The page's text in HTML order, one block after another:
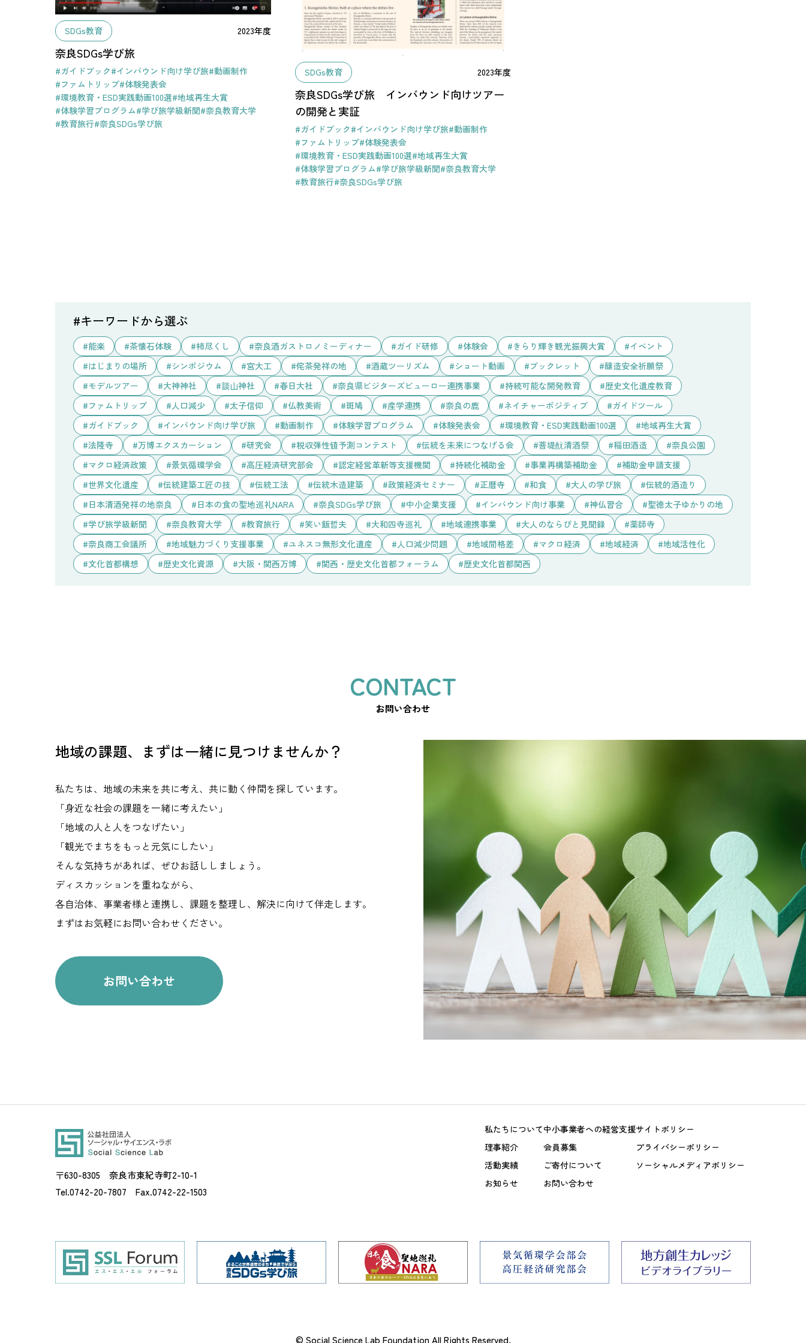
SDGs教育 2023年度
奈良SDGs学び旅
#ガイドブック#インバウンド向け学び旅#動画制作
#ファムトリップ#体験発表会
#環境教育・ESD実践動画100選#地域再生大賞
#体験学習プログラム#学び旅学級新聞#奈良教育大学
#教育旅行#奈良SDGs学び旅
SDGs教育 2023年度
奈良SDGs学び旅 インバウンド向けツアー
の開発と実証
#ガイドブック#インバウンド向け学び旅#動画制作
#ファムトリップ#体験発表会
#環境教育・ESD実践動画100選#地域再生大賞
#体験学習プログラム#学び旅学級新聞#奈良教育大学
#教育旅行#奈良SDGs学び旅
#キーワードから選ぶ
能楽 茶懐石体験 柿尽くし 奈良酒ガストロノミーディナー ガイド研修 体験会 きらり輝き観光振興大賞
イベント
はじまりの場所
シンポジウム 宮大工 侘茶発祥の地 酒蔵ツーリズム ショート動画 ブックレット
醸造安全祈願祭
モデルツアー
大神神社 談山神社 春日大社 奈良県ビジターズビューロー連携事業 持続可能な開発教育
歴史文化遺産教育
ファムトリップ
人口減少 太子信仰 仏教美術 斑鳩 産学連携 奈良の鹿 ネイチャーポジティブ
ガイドツール
ガイドブック
インバウンド向け学び旅 動画制作 体験学習プログラム 体験発表会 環境教育・ESD実践動画100選
地域再生大賞
法隆寺
万博エクスカーション 研究会 税収弾性値予測コンテスト 伝統を未来につなげる会 菩堤酛清酒祭 稲田酒造
奈良公園
マクロ経済政策
景気循環学会 高圧経済研究部会 認定経営革新等支援機関 持続化補助金 事業再構築補助金
補助金申請支援
世界文化遺産
伝統建築工匠の技 伝統工法 伝統木造建築 政策経済セミナー 正暦寺 和食 大人の学び旅
伝統的酒造り
日本清酒発祥の地奈良
日本の食の聖地巡礼NARA 奈良SDGs学び旅 中小企業支援 インバウンド向け事業 神仏習合
聖徳太子ゆかりの地
学び旅学級新聞
奈良教育大学 教育旅行 笑い飯哲夫 大和四寺巡礼 地域連携事業 大人のならびと見聞録
薬師寺
奈良商工会議所
地域魅力づくり支援事業 ユネスコ無形文化遺産 人口減少問題 地域間格差 マクロ経済 地域経済
地域活性化
文化首都構想
歴史文化資源 大阪・関西万博 関西・歴史文化首都フォーラム 歴史文化首都関西
お問い合わせ
地域の課題、まずは一緒に見つけませんか？
私たちは、地域の未来を共に考え、共に動く仲間を探しています。
「身近な社会の課題を一緒に考えたい」
「地域の人と人をつなげたい」
「観光でまちをもっと元気にしたい」
そんな気持ちがあれば、ぜひお話ししましょう。
ディスカッションを重ねながら、
各自治体、事業者様と連携し、課題を整理し、解決に向けて伴走します。
まずはお気軽にお問い合わせください。
お問い合わせ
〒630-8305 奈良市東紀寺町2-10-1
Tel.0742-20-7807 Fax.0742-22-1503
私たちについて
理事紹介
活動実績
お知らせ
中小事業者への経営支援
会員募集
ご寄付について
お問い合わせ
サイトポリシー
プライバシーポリシー
ソーシャルメディアポリシー
© Social Science Lab Foundation All Rights Reserved.